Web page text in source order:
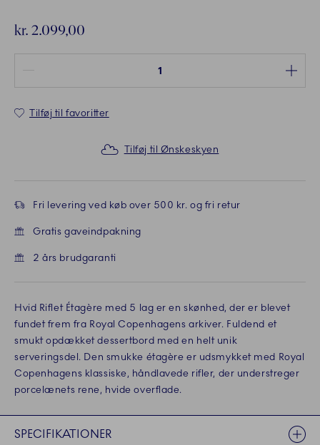
kr. 2.099,00
Tilføj til favoritter
Tilføj til Ønskeskyen
Fri levering ved køb over 500 kr. og fri retur
Gratis gaveindpakning
2 års brudgaranti
Hvid Riflet Étagère med 5 lag er en skønhed, der er blevet
fundet frem fra Royal Copenhagens arkiver. Fuldend et
smukt opdækket dessertbord med en helt unik
serveringsdel. Den smukke étagère er udsmykket med Royal
Copenhagens klassiske, håndlavede rifler, der understreger
porcelænets rene, hvide overflade.
SPECIFIKATIONER